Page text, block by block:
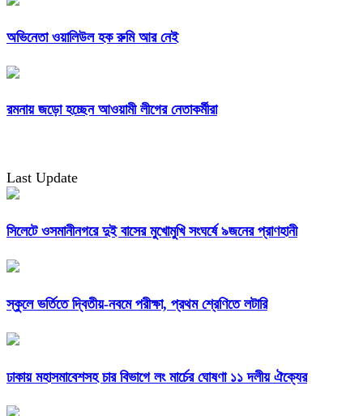
অভিনেতা ওয়ালিউল হক রুমি আর নেই
রমনায় জড়ো হচ্ছেন আওয়ামী লীগের নেতাকর্মীরা
Last Update
সিলেটে ওসমানীনগরে দুই বাসের মুখোমুখি সংঘর্ষে ৯জনের প্রাণহানী
স্কুলে ভর্তিতে দ্বিতীয়-নবমে পরীক্ষা, প্রথম শ্রেণিতে লটারি
ঢাকায় মহাসমাবেশসহ চার বিভাগে লং মার্চের ঘোষণা ১১ দলীয় ঐক্যের